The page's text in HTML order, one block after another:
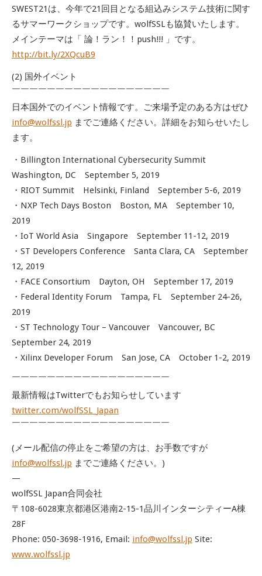
SWEST21は、今年で21回目となる組込みシステム技術に関す
るサマーワークショップです。wolfSSLも協賛いたします。
メインテーマは「 論！ラン！！push!!! 」です。
http://bit.ly/2XQcuB9
(2) 国外イベント
￣￣￣￣￣￣￣￣￣￣￣￣￣￣￣￣￣￣
日本国外でのイベント情報です。ご来場予定のある方はぜひ
info@wolfssl.jp までご連絡ください。詳細をお知らせいたし
ます。
・Billington International Cybersecurity Summit
Washington, DC September 5, 2019
・RIOT Summit Helsinki, Finland September 5-6, 2019
・NXP Tech Days Boston Boston, MA September 10,
2019
・IoT World Asia Singapore September 11-12, 2019
・ST Developers Conference Santa Clara, CA September
12, 2019
・FACE Consortium Dayton, OH September 17, 2019
・Federal Identity Forum Tampa, FL September 24-26,
2019
・ST Technology Tour – Vancouver Vancouver, BC
September 24, 2019
・Xilinx Developer Forum San Jose, CA October 1-2, 2019
￣￣￣￣￣￣￣￣￣￣￣￣￣￣￣￣￣￣
最新情報はTwitterでもお知らせしています
twitter.com/wolfSSL_Japan
￣￣￣￣￣￣￣￣￣￣￣￣￣￣￣￣￣￣
(メール配信の停止をご希望の方は、お手数ですが
info@wolfssl.jp までご連絡ください。)
—
wolfSSL Japan合同会社
〒108-6028東京都港区港南2-15-1品川インターシティーA棟
28F
Phone: 050-3698-1916, Email: info@wolfssl.jp Site:
www.wolfssl.jp